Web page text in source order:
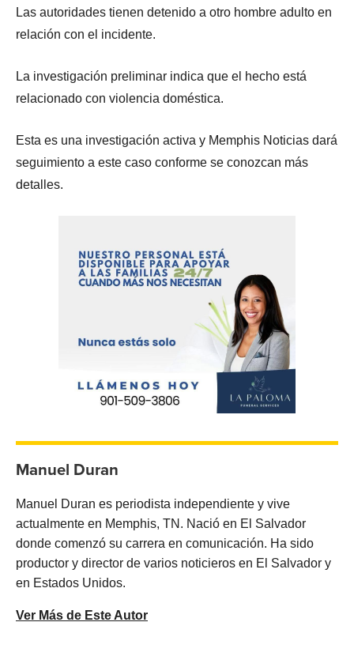
Las autoridades tienen detenido a otro hombre adulto en
relación con el incidente.
La investigación preliminar indica que el hecho está
relacionado con violencia doméstica.
Esta es una investigación activa y Memphis Noticias dará
seguimiento a este caso conforme se conozcan más
detalles.
Manuel Duran
Manuel Duran es periodista independiente y vive
actualmente en Memphis, TN. Nació en El Salvador
donde comenzó su carrera en comunicación. Ha sido
productor y director de varios noticieros en El Salvador y
en Estados Unidos.
Ver Más de Este Autor